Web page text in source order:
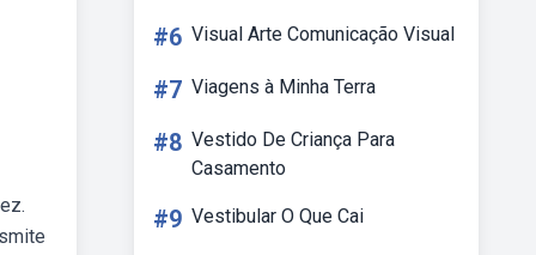
#6 Visual Arte Comunicação Visual
#7 Viagens à Minha Terra
#8 Vestido De Criança Para
Casamento
#9 Vestibular O Que Cai